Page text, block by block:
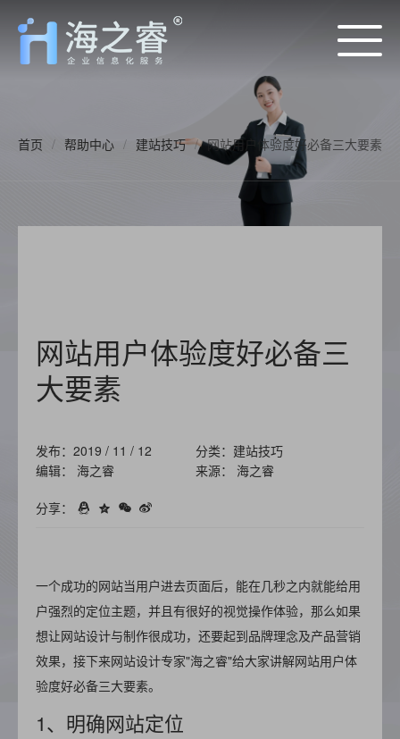
首页 / 帮助中心 / 建站技巧 / 网站用户体验度好必备三大要素
网站用户体验度好必备三
大要素
发布：2019 / 11 / 12
分类：建站技巧
编辑： 海之睿
来源： 海之睿
分享：
一个成功的网站当用户进去页面后，能在几秒之内就能给用
户强烈的定位主题，并且有很好的视觉操作体验，那么如果
想让网站设计与制作很成功，还要起到品牌理念及产品营销
效果，接下来网站设计专家"海之睿"给大家讲解网站用户体
验度好必备三大要素。
1、明确网站定位